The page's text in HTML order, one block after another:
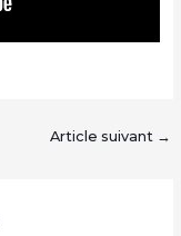
Article suivant →